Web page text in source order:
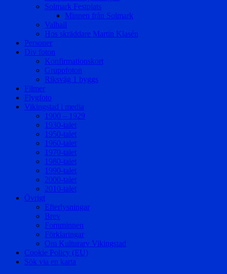
Solmark Festplats
Minnen från Solmark
Valhall
Hos skräddare Martin Klasén
Personer
Div foton
Konfirmationskort
Gruppfoton
Riksväg 1 byggs
Filmer
Flygfoto
Vikingstad i media
1900 – 1929
1930-talet
1950-talet
1960-talet
1970-talet
1980-talet
1990-talet
2000-talet
2010-talet
Övrigt
Efterlysningar
Brev
Fornminnen
Förklaringar
Om Kulturarv Vikingstad
Cookie Policy (EU)
Sök via en karta